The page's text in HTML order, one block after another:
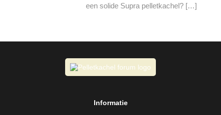
een solide Supra pelletkachel? […]
Informatie